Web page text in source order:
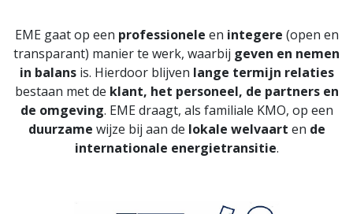
EME gaat op een professionele en integere (open en
transparant) manier te werk, waarbij geven en nemen
in balansis. Hierdoor blijven lange termijn relaties
bestaan met de klant, het personeel, de partners en
de omgeving. EME draagt, als familiale KMO, op een
duurzame wijze bij aan de lokale welvaart en de
internationale energietransitie.